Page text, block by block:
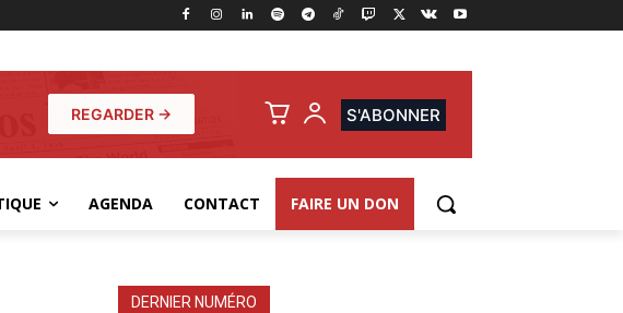
REGARDER → S'ABONNER
AGENDA CONTACT FAIRE UN DON
DERNIER NUMÉRO